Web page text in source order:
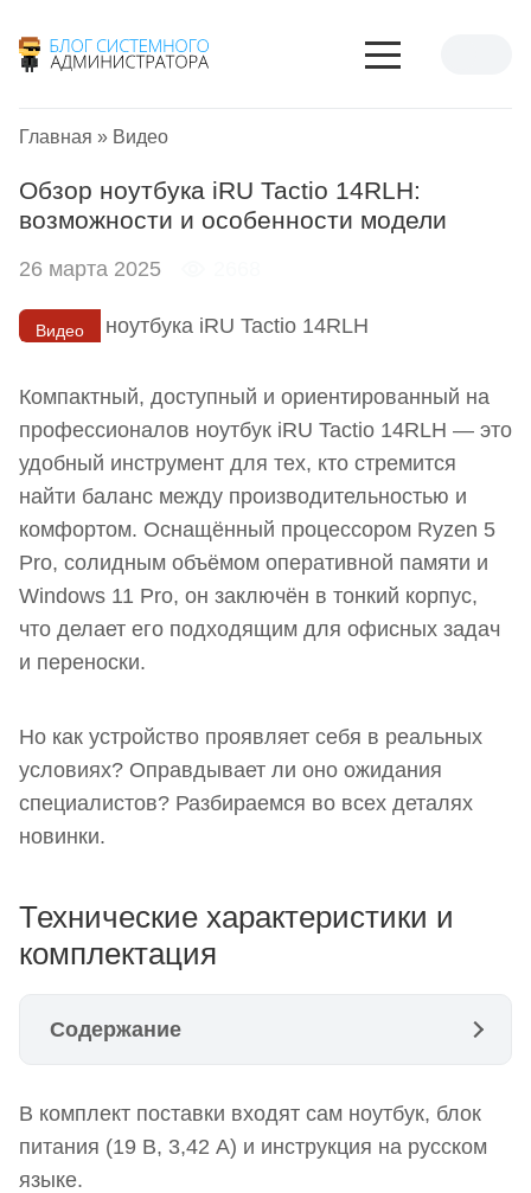
Главная » Видео
Видео
Обзор ноутбука iRU Tactio 14RLH:
возможности и особенности модели
26 марта 2025
Компактный, доступный и ориентированный на
профессионалов ноутбук iRU Tactio 14RLH — это
удобный инструмент для тех, кто стремится
найти баланс между производительностью и
комфортом. Оснащённый процессором Ryzen 5
Pro, солидным объёмом оперативной памяти и
Windows 11 Pro, он заключён в тонкий корпус,
что делает его подходящим для офисных задач
и переноски.
Но как устройство проявляет себя в реальных
условиях? Оправдывает ли оно ожидания
специалистов? Разбираемся во всех деталях
новинки.
Технические характеристики и
комплектация
Содержание
Видеообзор ноутбука iRU Tactio 14RLH
Корпус — дизайн, материалы, сборка и
В комплект поставки входят сам ноутбук, блок
питания (19 В, 3,42 А) и инструкция на русском
языке.